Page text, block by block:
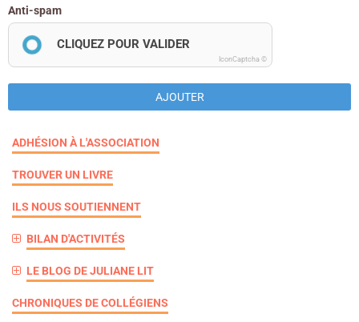
Anti-spam
CLIQUEZ POUR VALIDER
IconCaptcha ©
AJOUTER
ADHÉSION À L'ASSOCIATION
TROUVER UN LIVRE
ILS NOUS SOUTIENNENT
BILAN D'ACTIVITÉS
LE BLOG DE JULIANE LIT
CHRONIQUES DE COLLÉGIENS